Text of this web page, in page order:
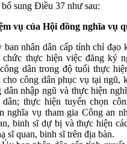
sung Điều 37 như sau:
vụ của Hội đồng nghĩa vụ
nhân dân cấp tỉnh chỉ đạo
chức thực hiện việc đăng ký
dân trong độ tuổi thực
cho công dân phục vụ tại ngũ,
dân nhập ngũ và thực hiện
dân; thực hiện tuyển chọn
nghĩa vụ tham gia Công an
binh sĩ dự bị và thực hiện
sĩ quan, binh sĩ trên địa bàn.